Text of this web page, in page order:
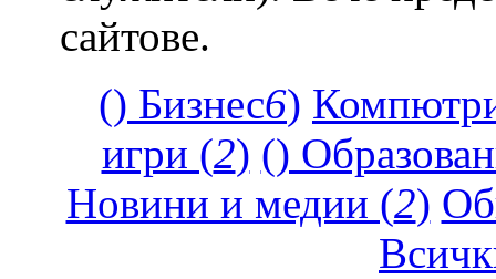
сайтове.
() Бизнес6)
игри (2) ()
Новини и медии (2)